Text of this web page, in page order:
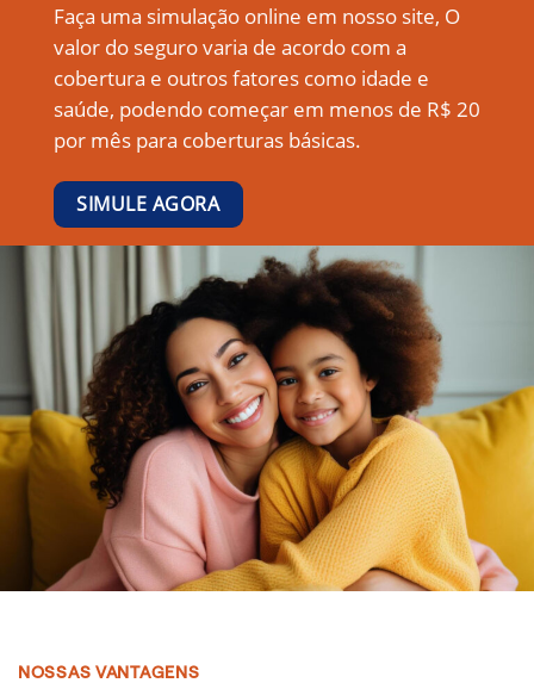
Faça uma simulação online em nosso site, O
valor do seguro varia de acordo com a
cobertura e outros fatores como idade e
saúde, podendo começar em menos de R$ 20
por mês para coberturas básicas.
SIMULE AGORA
NOSSAS VANTAGENS